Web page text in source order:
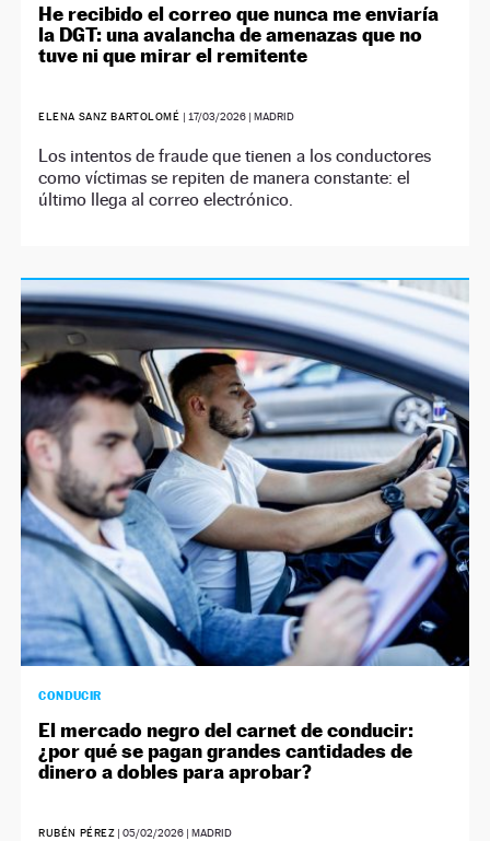
He recibido el correo que nunca me enviaría
la DGT: una avalancha de amenazas que no
tuve ni que mirar el remitente
ELENA SANZ BARTOLOMÉ | 17/03/2026| MADRID
Los intentos de fraude que tienen a los conductores
como víctimas se repiten de manera constante: el
último llega al correo electrónico.
CONDUCIR
El mercado negro del carnet de conducir:
¿por qué se pagan grandes cantidades de
dinero a dobles para aprobar?
RUBÉN PÉREZ |05/02/2026 | MADRID